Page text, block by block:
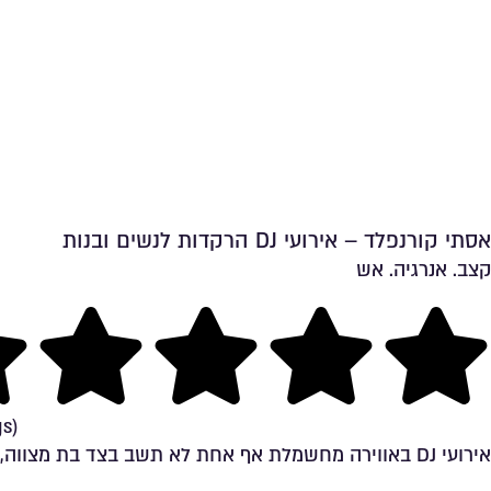
אסתי קורנפלד – אירועי DJ הרקדות לנשים ובנות
קצב. אנרגיה. אש
אירועי DJ באווירה מחשמלת️ אף אחת לא תשב בצד בת מצווה, יום הולדת, ערבי נשים,...